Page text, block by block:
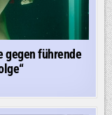
gegen führende